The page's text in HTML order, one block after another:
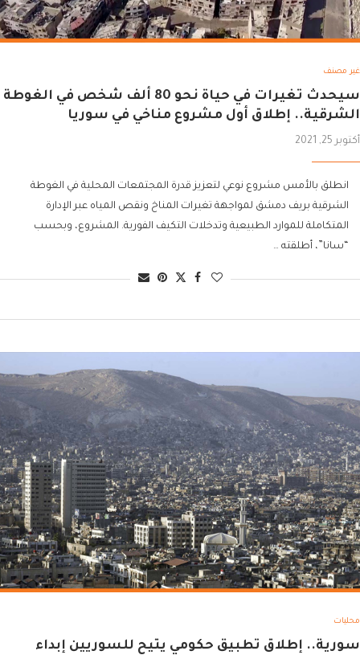
غير مصنف
سيحدث تغيرات في حياة نحو 80 ألف شخص في الغوطة
الشرقية.. إطلاق أول مشروع مناخي في سوريا
أكتوبر 25, 2021
انطلق بالأمس مشروع نوعي لتعزيز قدرة المجتمعات المحلية في الغوطة
الشرقية بريف دمشق لمواجهة تغيرات المناخ ونقص المياه عبر الإدارة
المتكاملة للموارد الطبيعية وتدخلات التكيف الفورية. المشروع، وبحسب
“سانا”، أطلقته …
محليات
سورية.. إطلاق تطبيق حكومي يتيح للسوريين إبداء